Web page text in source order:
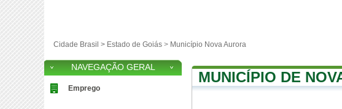
Cidade Brasil > Estado de Goiás > Município Nova Aurora
MUNICÍPIO DE
NAVEGAÇÃO GERAL
Emprego